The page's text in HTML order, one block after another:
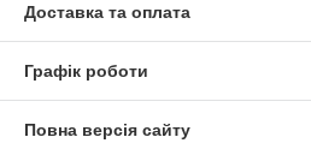
Доставка та оплата
Графік роботи
Повна версія сайту